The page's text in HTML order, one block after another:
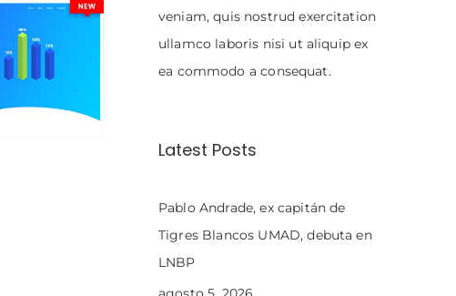
veniam, quis nostrud exercitation
ullamco laboris nisi ut aliquip ex
ea commodo a consequat.
Latest Posts
Pablo Andrade, ex capitán de
Tigres Blancos UMAD, debuta en
LNBP